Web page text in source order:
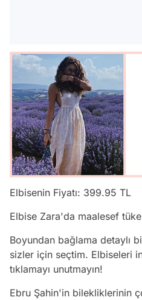
Elbisenin Fiyatı: 399.95 TL
Elbise Zara'da maalesef
Boyundan bağlama detaylı
sizler için seçtim. Elbiseleri
tıklamayı unutmayın!
Ebru Şahin'in bilekliklerinin